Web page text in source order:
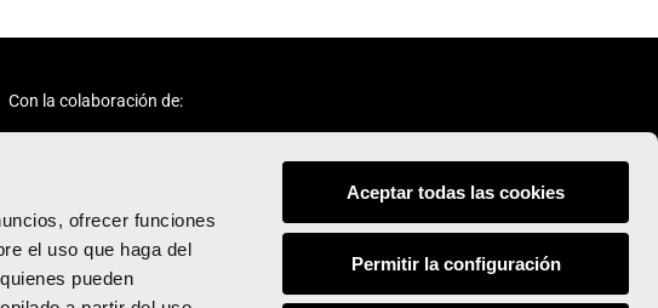
ofrecer funciones
el uso que haga del
pueden
Aceptar todas las cookies
Permitir la configuración
Con la colaboración de: